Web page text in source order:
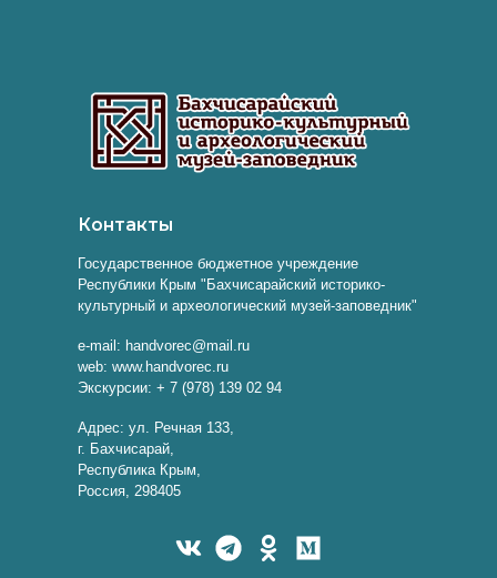
Контакты
Государственное бюджетное учреждение
Республики Крым "Бахчисарайский историко-
культурный и археологический музей-заповедник"
e-mail: handvorec@mail.ru
web: www.handvorec.ru
Экскурсии: + 7 (978) 139 02 94
Адрес: ул. Речная 133,
г. Бахчисарай,
Республика Крым,
Россия, 298405